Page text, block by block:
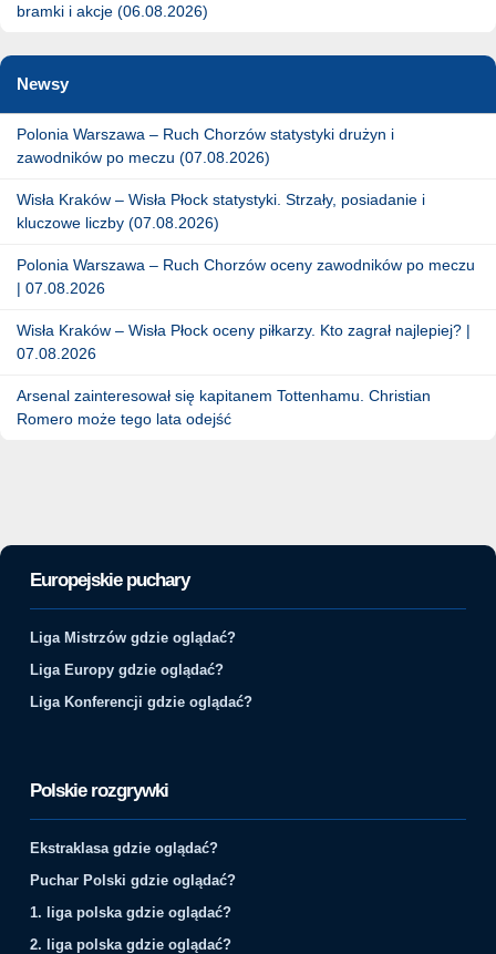
bramki i akcje (06.08.2026)
Newsy
Polonia Warszawa – Ruch Chorzów statystyki drużyn i
zawodników po meczu (07.08.2026)
Wisła Kraków – Wisła Płock statystyki. Strzały, posiadanie i
kluczowe liczby (07.08.2026)
Polonia Warszawa – Ruch Chorzów oceny zawodników po meczu
| 07.08.2026
Wisła Kraków – Wisła Płock oceny piłkarzy. Kto zagrał najlepiej? |
07.08.2026
Arsenal zainteresował się kapitanem Tottenhamu. Christian
Romero może tego lata odejść
Europejskie puchary
Liga Mistrzów gdzie oglądać?
Liga Europy gdzie oglądać?
Liga Konferencji gdzie oglądać?
Polskie rozgrywki
Ekstraklasa gdzie oglądać?
Puchar Polski gdzie oglądać?
1. liga polska gdzie oglądać?
2. liga polska gdzie oglądać?